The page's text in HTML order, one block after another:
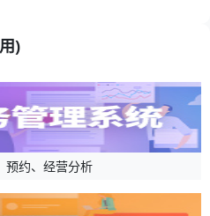
)
预约、经营分析